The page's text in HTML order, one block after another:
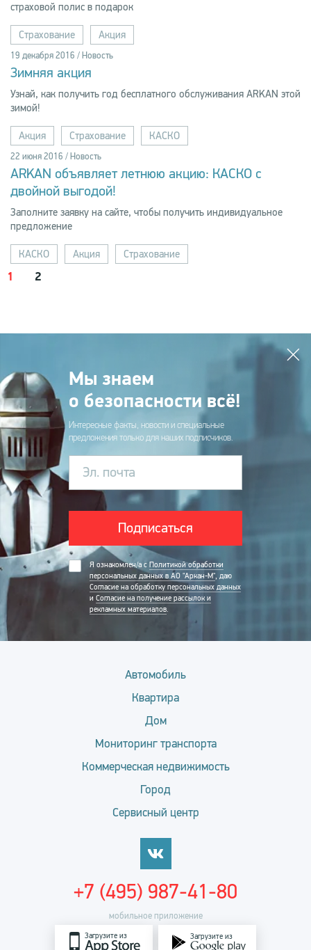
страховой полис в подарок
Страхование Акция
19 декабря 2016 / Новость
Зимняя акция
Узнай, как получить год бесплатного обслуживания ARKAN этой
зимой!
Акция Страхование КАСКО
22 июня 2016 / Новость
ARKAN объявляет летнюю акцию: КАСКО с
двойной выгодой!
Заполните заявку на сайте, чтобы получить индивидуальное
предложение
КАСКО Акция Страхование
1 2
Мы знаем
о безопасности всё!
Интересные факты, новости и специальные
предложения только для наших подписчиков.
Эл. почта
Подписаться
Я ознакомлен/а с Политикой обработки
персональных данных в АО "Аркан-М", даю
Согласие на обработку персональных данных
и Согласие на получение рассылок и
рекламных материалов.
Автомобиль
Квартира
Дом
Мониторинг транспорта
Коммерческая недвижимость
Город
Сервисный центр
мобильное приложение
Загрузите из Загрузите из
+7 (495) 987-41-80